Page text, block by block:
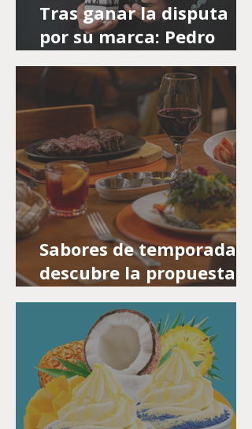
Tras ganar la disputa
por su marca: Pedro
Piscal prepara nuevos
lanzamientos y
expansión internacional
Sabores de temporada:
descubre la propuesta
gastronómica de Casa
Bosque para disfrutar el
otoño e invierno en el
Cajón del Maipo